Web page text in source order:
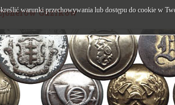
Guzików
warunki przechowywania lub dostępu do cookie w